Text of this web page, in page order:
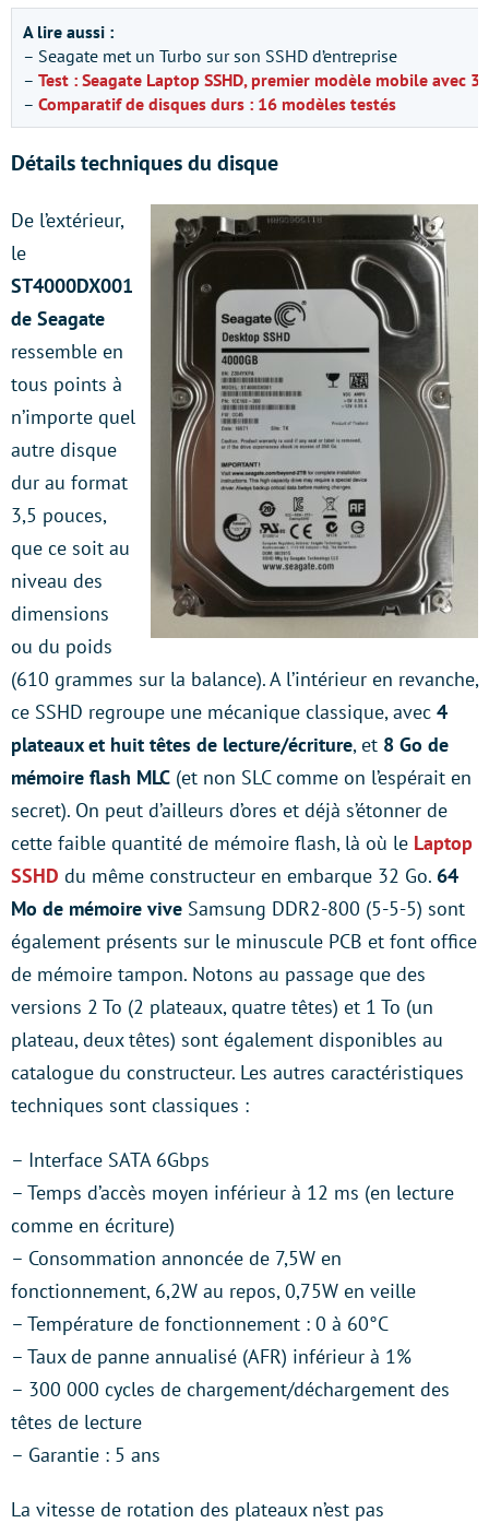
A lire aussi :
– Seagate met un Turbo sur son SSHD d’entreprise
– Test : Seagate Laptop SSHD, premier modèle mobile avec
– Comparatif de disques durs : 16 modèles testés
Détails techniques du disque
De l’extérieur,
le
ST4000DX001
de Seagate
ressemble en
tous points à
n’importe quel
autre disque
dur au format
3,5 pouces,
que ce soit au
niveau des
dimensions
ou du poids
(610 grammes sur la balance). A l’intérieur en revanche,
ce SSHD regroupe une mécanique classique, avec 4
plateaux et huit têtes de lecture/écriture, et 8 Go de
mémoire flash MLC (et non SLC comme on l’espérait en
secret). On peut d’ailleurs d’ores et déjà s’étonner de
cette faible quantité de mémoire flash, là où le Laptop
SSHD du même constructeur en embarque 32 Go. 64
Mo de mémoire vive Samsung DDR2-800 (5-5-5) sont
également présents sur le minuscule PCB et font office
de mémoire tampon. Notons au passage que des
versions 2 To (2 plateaux, quatre têtes) et 1 To (un
plateau, deux têtes) sont également disponibles au
catalogue du constructeur. Les autres caractéristiques
techniques sont classiques :
– Interface SATA 6Gbps
– Temps d’accès moyen inférieur à 12 ms (en lecture
comme en écriture)
– Consommation annoncée de 7,5W en
fonctionnement, 6,2W au repos, 0,75W en veille
– Température de fonctionnement : 0 à 60°C
– Taux de panne annualisé (AFR) inférieur à 1%
– 300 000 cycles de chargement/déchargement des
têtes de lecture
– Garantie : 5 ans
La vitesse de rotation des plateaux n’est pas